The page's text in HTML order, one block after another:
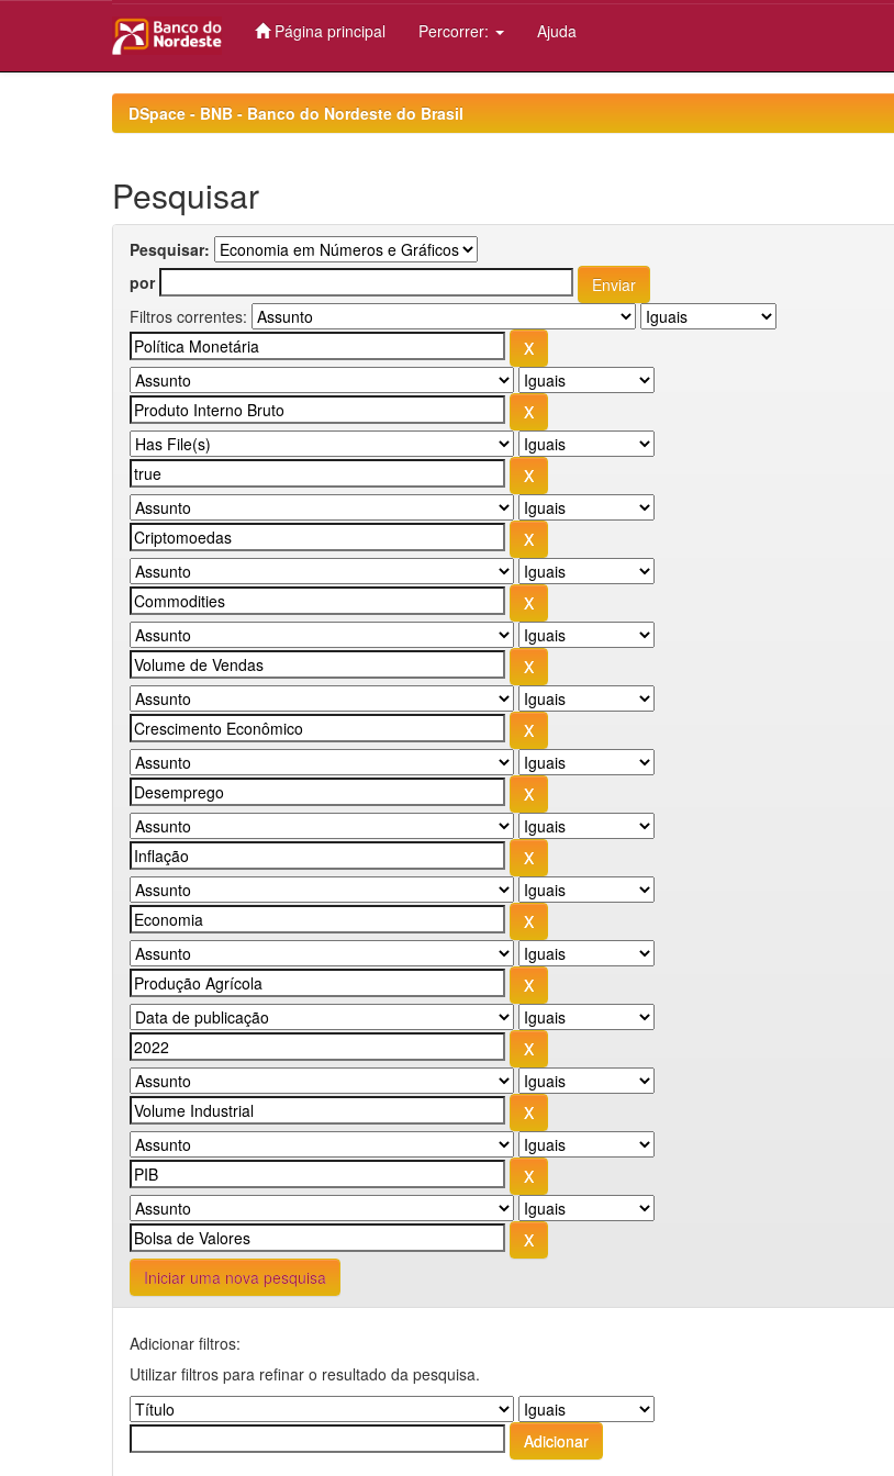
Página principal Percorrer: Ajuda
DSpace - BNB - Banco do Nordeste do Brasil
Pesquisar
Pesquisar:
por
Filtros correntes:
Iniciar uma nova pesquisa
Adicionar filtros:
Utilizar filtros para refinar o resultado da pesquisa.